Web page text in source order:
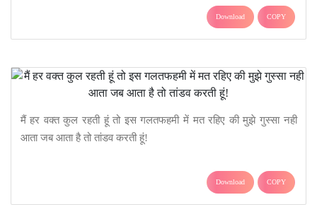
Download COPY
मैं हर वक्त कुल रहती हूं तो इस गलतफहमी में मत रहिए की मुझे गुस्सा नही
आता जब आता है तो तांडव करती हूं!
Download COPY